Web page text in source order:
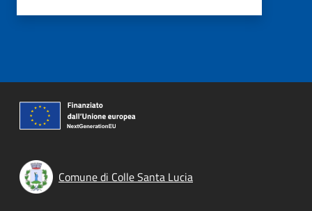
Comune di Colle Santa Lucia